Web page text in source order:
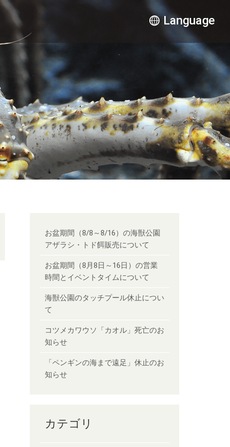
Language
お盆期間（8/8～8/16）の海獣公園
アザラシ・トド餌販売について
お盆期間（8月8日～16日）の営業
時間とイベントタイムについて
海獣公園のタッチプール休止につい
て
コツメカワウソ「カオル」死亡のお
知らせ
「ペンギンの海まで遠足」休止のお
知らせ
カテゴリ